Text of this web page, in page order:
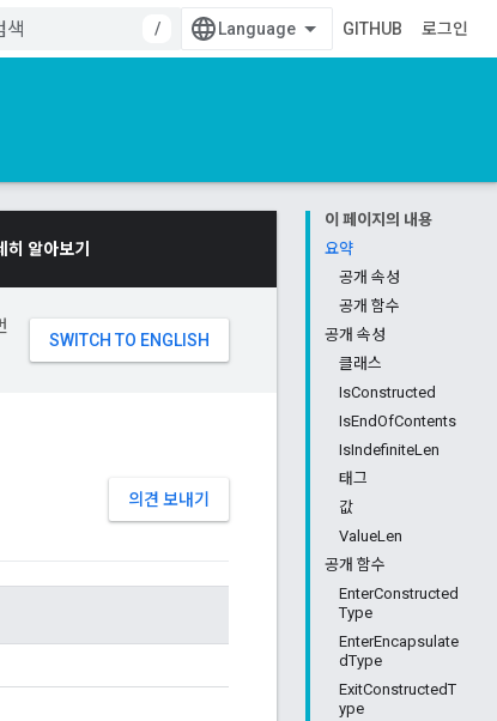
/
GITHUB 로그인
이 페이지의 내용
요약
공개 속성
공개 함수
공개 속성
클래스
IsConstructed
IsEndOfContents
IsIndefiniteLen
태그
값
ValueLen
공개 함수
EnterConstructed
Type
EnterEncapsulate
dType
ExitConstructedT
ype
히 알아보기
의견 보내기